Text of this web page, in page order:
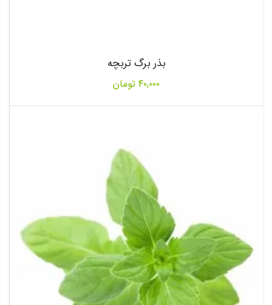
بذر برگ تربچه
۴۰,۰۰۰ تومان